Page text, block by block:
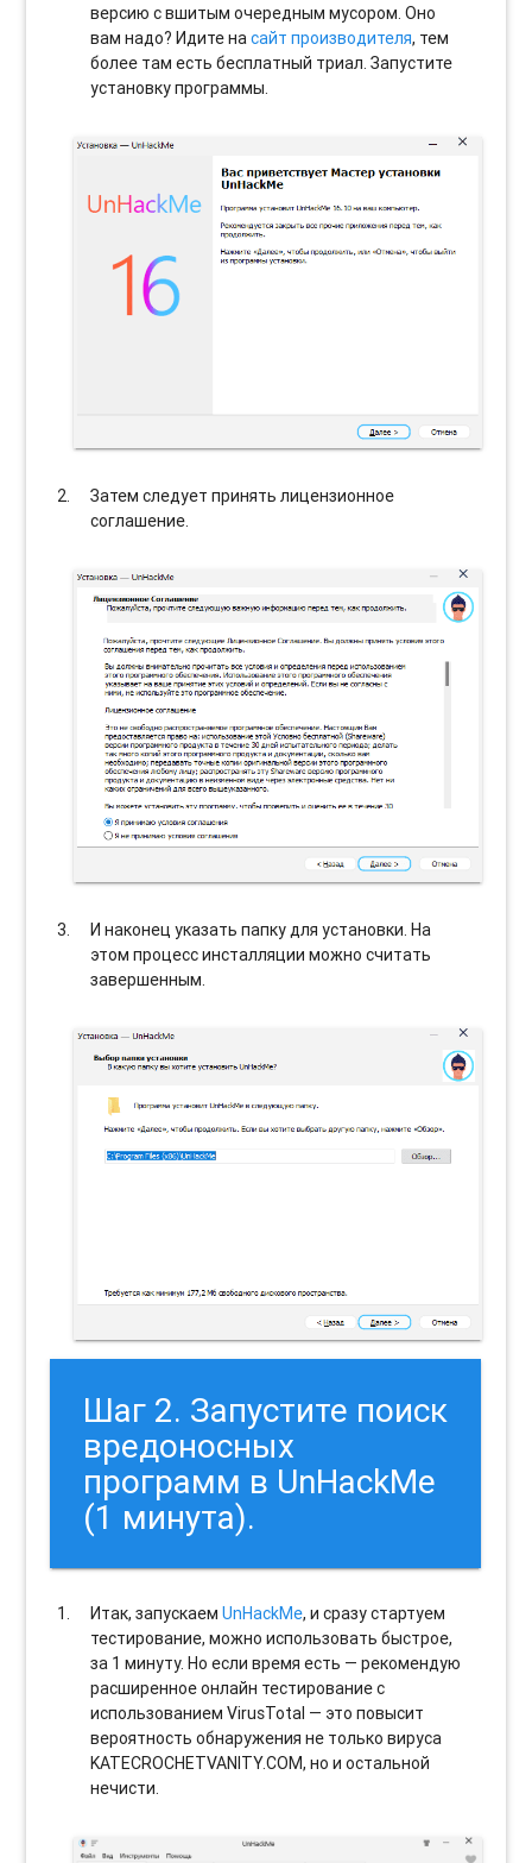
версию с вшитым очередным мусором. Оно
вам надо? Идите насайт производителя, тем
более там есть бесплатный триал. Запустите
установку программы.
Затем следует принять лицензионное
соглашение.
И наконец указать папку для установки. На
этом процесс инсталляции можно считать
завершенным.
Шаг 2. Запустите поиск
вредоносных
программ в UnHackMe
(1 минута).
Итак, запускаемUnHackMe, и сразу стартуем
тестирование, можно использовать быстрое,
за 1 минуту. Но если время есть — рекомендую
расширенное онлайн тестирование с
использованием VirusTotal — это повысит
вероятность обнаружения не только вируса
KATECROCHETVANITY.COM, но и остальной
нечисти.